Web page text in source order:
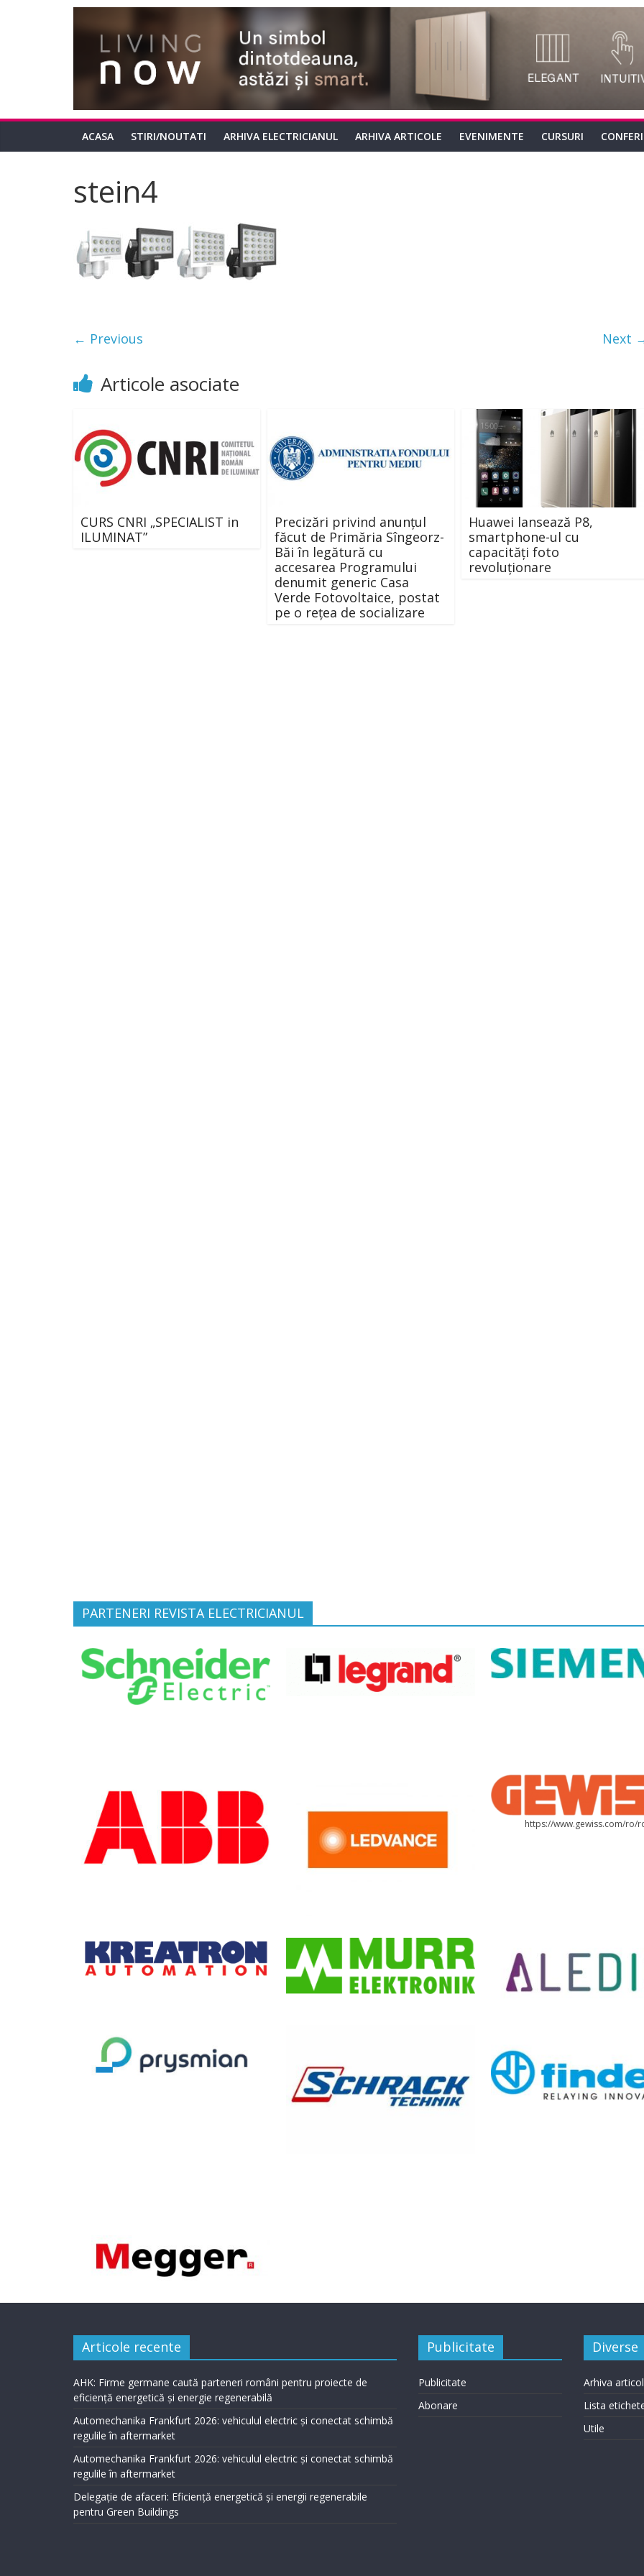
ACASA STIRI/NOUTATI ARHIVA ELECTRICIANUL ARHIVA ARTICOLE EVENIMENTE CURSURI
stein4
← Previous Next
Articole asociate
CURS CNRI „SPECIALIST in
ILUMINAT”
Precizări privind anunțul
făcut de Primăria Sîngeorz-
Băi în legătură cu
accesarea Programului
denumit generic Casa
Verde Fotovoltaice, postat
pe o rețea de socializare
Huawei lansează P8,
smartphone-ul cu
capacități foto
revoluționare
PARTENERI REVISTA ELECTRICIANUL
https://www.gewiss.com/ro/
Articole recente
AHK: Firme germane caută parteneri români pentru proiecte de
eficiență energetică și energie regenerabilă
Automechanika Frankfurt 2026: vehiculul electric și conectat schimbă
regulile în aftermarket
Automechanika Frankfurt 2026: vehiculul electric și conectat schimbă
regulile în aftermarket
Delegație de afaceri: Eficiență energetică și energii regenerabile
pentru Green Buildings
Publicitate
Publicitate
Abonare
Diverse
Arhiva
Lista
Utile